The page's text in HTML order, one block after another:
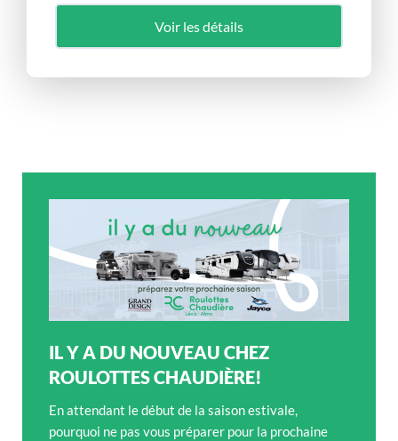
Voir les détails
IL Y A DU NOUVEAU CHEZ
ROULOTTES CHAUDIÈRE!
En attendant le début de la saison estivale,
pourquoi ne pas vous préparer pour la prochaine